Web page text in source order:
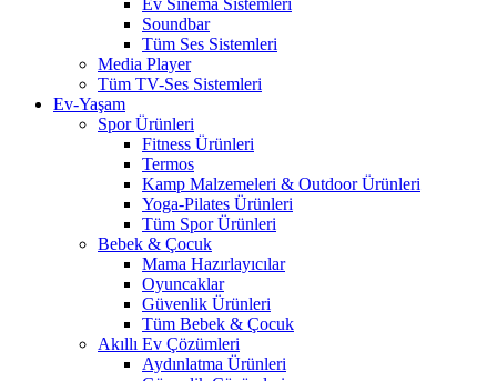
Ev Sinema Sistemleri
Soundbar
Tüm Ses Sistemleri
Media Player
Tüm TV-Ses Sistemleri
Ev-Yaşam
Spor Ürünleri
Fitness Ürünleri
Termos
Kamp Malzemeleri & Outdoor Ürünleri
Yoga-Pilates Ürünleri
Tüm Spor Ürünleri
Bebek & Çocuk
Mama Hazırlayıcılar
Oyuncaklar
Güvenlik Ürünleri
Tüm Bebek & Çocuk
Akıllı Ev Çözümleri
Aydınlatma Ürünleri